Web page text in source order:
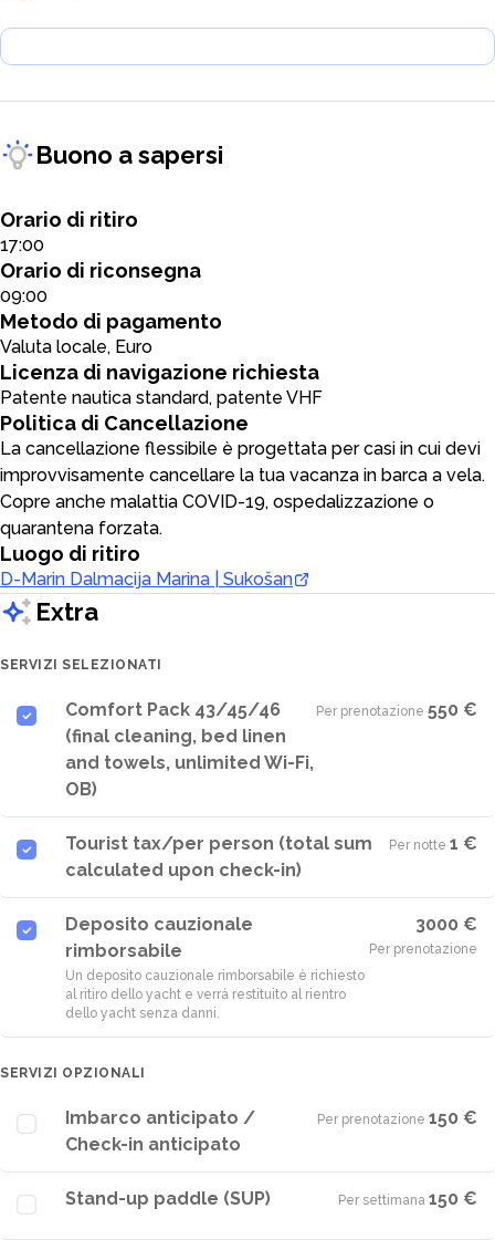
Buono a sapersi
Orario di ritiro
17:00
Orario di riconsegna
09:00
Metodo di pagamento
Valuta locale, Euro
Licenza di navigazione richiesta
Patente nautica standard, patente VHF
Politica di Cancellazione
La cancellazione flessibile è progettata per casi in cui devi
improvvisamente cancellare la tua vacanza in barca a vela.
Copre anche malattia COVID-19, ospedalizzazione o
quarantena forzata.
Luogo di ritiro
D-Marin Dalmacija Marina | Sukošan
Extra
SERVIZI SELEZIONATI
Comfort Pack 43/45/46
(final cleaning, bed linen
and towels, unlimited Wi-Fi,
OB)
Per prenotazione·550 €
Tourist tax/per person (total sum
calculated upon check-in)
Per notte·1 €
Deposito cauzionale
rimborsabile
Un deposito cauzionale rimborsabile è richiesto
al ritiro dello yacht e verrà restituito al rientro
dello yacht senza danni.
3000 €
Per prenotazione
SERVIZI OPZIONALI
Imbarco anticipato /
Check-in anticipato
Per prenotazione·150 €
Stand-up paddle (SUP) Per settimana·150 €